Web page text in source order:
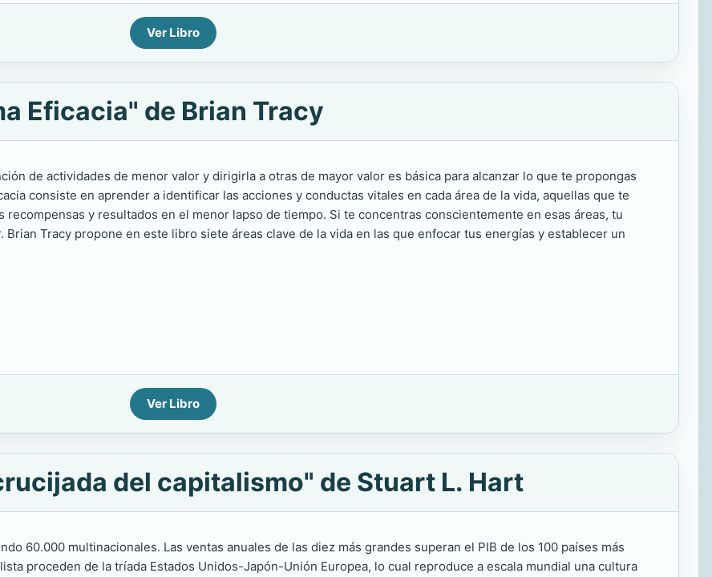
Ver Libro
Eficacia" de Brian Tracy
de actividades de menor valor y dirigirla a otras de mayor valor es básica para alcanzar lo que te propongas
consiste en aprender a identificar las acciones y conductas vitales en cada área de la vida, aquellas que te
y resultados en el menor lapso de tiempo. Si te concentras conscientemente en esas áreas, tu
Brian Tracy propone en este libro siete áreas clave de la vida en las que enfocar tus energías y establecer un
Ver Libro
del capitalismo" de Stuart L. Hart
60.000 multinacionales. Las ventas anuales de las diez más grandes superan el PIB de los 100 países más
proceden de la tríada Estados Unidos-Japón-Unión Europea, lo cual reproduce a escala mundial una cultura